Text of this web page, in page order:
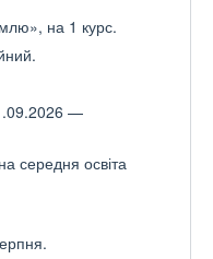
на 1 курс.
—
середня освіта